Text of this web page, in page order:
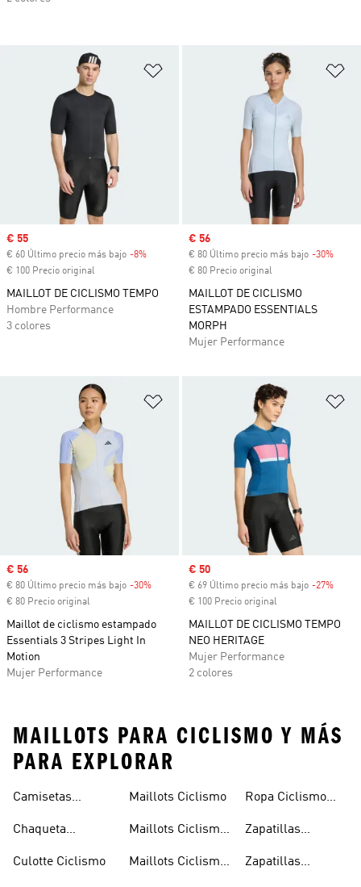
Añadir a la lista de deseos
Precio de venta
€ 55
€ 60 Último precio más bajo -8% Descuento
€ 100 Precio original
MAILLOT DE CICLISMO TEMPO
Hombre Performance
3 colores
Precio de venta
€ 56
€ 80 Último precio más bajo -30%
€ 80 Precio original
MAILLOT DE CICLISMO
ESTAMPADO ESSENTIALS
MORPH
Mujer Performance
Añadir a la lista de deseos
Precio de venta
€ 56
€ 80 Último precio más bajo -30% Descuento
€ 80 Precio original
Maillot de ciclismo estampado
Essentials 3 Stripes Light In
Motion
Mujer Performance
Precio de venta
€ 50
€ 69 Último precio más bajo -27%
€ 100 Precio original
MAILLOT DE CICLISMO TEMPO
NEO HERITAGE
Mujer Performance
2 colores
MAILLOTS PARA CICLISMO Y MÁS
PARA EXPLORAR
Camisetas
Ciclismo
Chaqueta
Culotte Ciclismo
Maillots Ciclismo
Maillots Ciclismo
Maillots Ciclismo
Ropa Ciclismo
Zapatillas
Zapatillas